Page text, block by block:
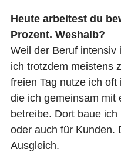
Heute arbeitest du
Prozent. Weshalb?
Weil der Beruf intensiv
ich trotzdem meistens
freien Tag nutze ich
die ich gemeinsam mit
betreibe. Dort baue
oder auch für Kunden.
Ausgleich.